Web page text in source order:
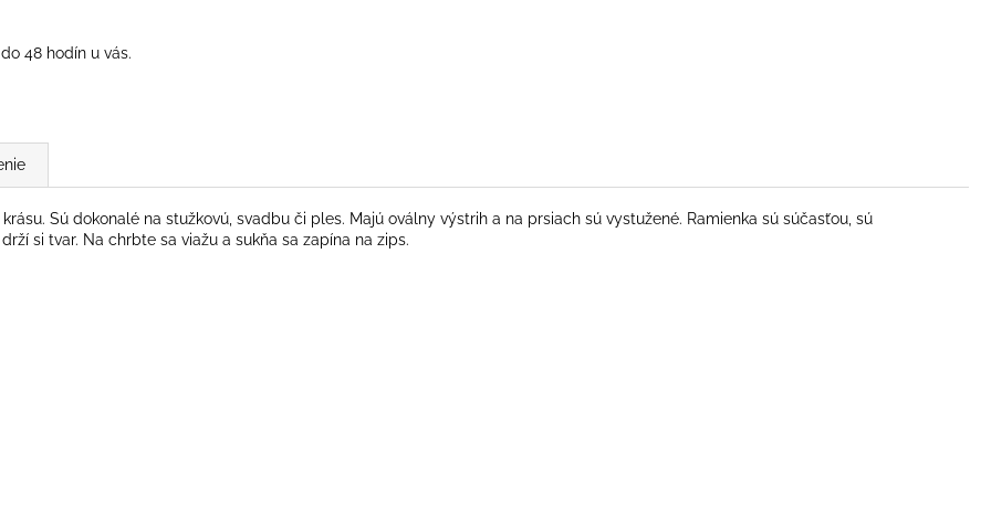
48 hodín u vás.
Sú dokonalé na stužkovú, svadbu či ples. Majú oválny výstrih a na prsiach sú vystužené. Ramienka sú súčasťou, sú
si tvar. Na chrbte sa viažu a sukňa sa zapína na zips.